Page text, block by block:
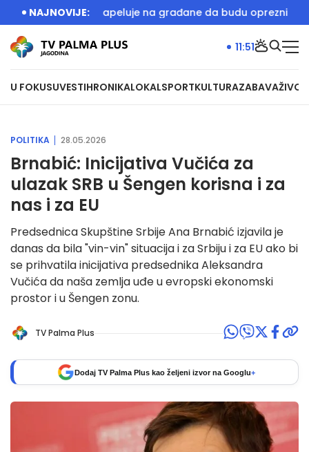
NAJNOVIJE:
MUP apeluje na građane da budu oprezni zbog
U FOKUSUVESTIHRONIKALOKALSPORTKULTURAZABAVAŽIVOT
11:51
POLITIKA 28.05.2026
Brnabić: Inicijativa Vučića za
ulazak SRB u Šengen korisna i za
nas i za EU
Predsednica Skupštine Srbije Ana Brnabić izjavila je
danas da bila "vin-vin" situacija i za Srbiju i za EU ako bi
se prihvatila inicijativa predsednika Aleksandra
Vučića da naša zemlja uđe u evropski ekonomski
prostor i u Šengen zonu.
TV Palma Plus
Dodaj TV Palma Plus kao željeni izvor na Googlu+